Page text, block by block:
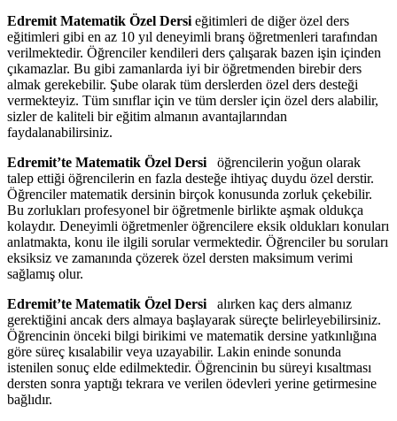
Edremit Matematik Özel Dersi eğitimleri de diğer özel ders
eğitimleri gibi en az 10 yıl deneyimli branş öğretmenleri tarafından
verilmektedir. Öğrenciler kendileri ders çalışarak bazen işin içinden
çıkamazlar. Bu gibi zamanlarda iyi bir öğretmenden birebir ders
almak gerekebilir. Şube olarak tüm derslerden özel ders desteği
vermekteyiz. Tüm sınıflar için ve tüm dersler için özel ders alabilir,
sizler de kaliteli bir eğitim almanın avantajlarından
faydalanabilirsiniz.
Edremit’te Matematik Özel Dersi
öğrencilerin yoğun olarak
talep ettiği öğrencilerin en fazla desteğe ihtiyaç duydu özel derstir.
Öğrenciler matematik dersinin birçok konusunda zorluk çekebilir.
Bu zorlukları profesyonel bir öğretmenle birlikte aşmak oldukça
kolaydır. Deneyimli öğretmenler öğrencilere eksik oldukları konuları
anlatmakta, konu ile ilgili sorular vermektedir. Öğrenciler bu soruları
eksiksiz ve zamanında çözerek özel dersten maksimum verimi
sağlamış olur.
Edremit’te Matematik Özel Dersi
alırken kaç ders almanız
gerektiğini ancak ders almaya başlayarak süreçte belirleyebilirsiniz.
Öğrencinin önceki bilgi birikimi ve matematik dersine yatkınlığına
göre süreç kısalabilir veya uzayabilir. Lakin eninde sonunda
istenilen sonuç elde edilmektedir. Öğrencinin bu süreyi kısaltması
dersten sonra yaptığı tekrara ve verilen ödevleri yerine getirmesine
bağlıdır.